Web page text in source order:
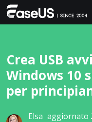
Crea USB
Windows 10
per
Elsa aggiornato